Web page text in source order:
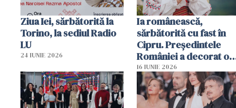
Ziua Iei, sărbătorită la
Torino, la sediul Radio
LU
24 IUNIE 2026
Ia românească,
sărbătorită cu fast în
Cipru. Președintele
României a decorat o
organizație
românească
16 IUNIE 2026